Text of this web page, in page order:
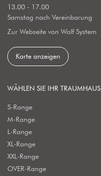
13.00 - 17.00
Samstag nach Vereinbarung
Zur Webseite von Wolf System
Karte anzeigen
WÄHLEN SIE IHR TRAUMHAUS
S-Range
M-Range
L-Range
XL-Range
XXL-Range
OVER-Range